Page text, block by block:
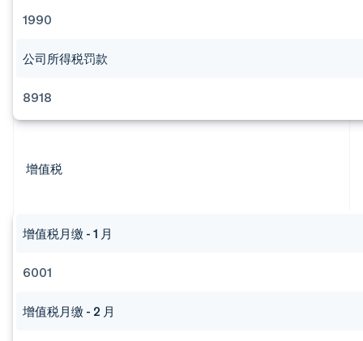
1990
公司所得税罚款
8918
增值税
增值税月缴 - 1 月
6001
增值税月缴 - 2 月